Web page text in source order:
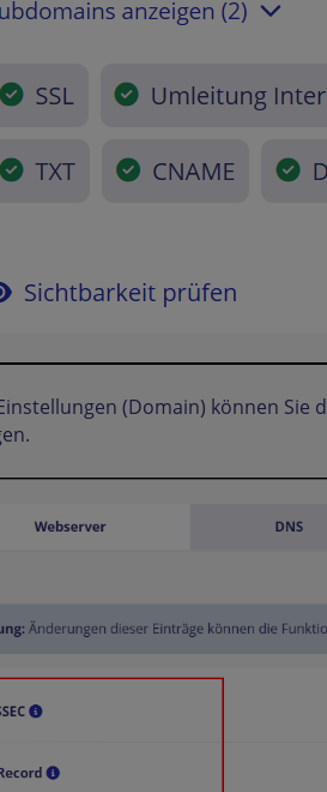
(Domain) können Sie